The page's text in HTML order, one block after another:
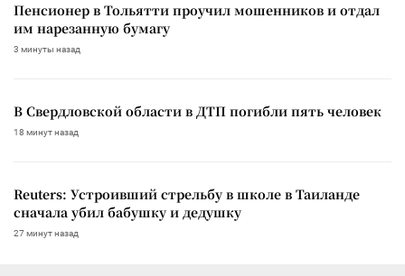
Пенсионер в Тольятти проучил мошенников и отдал
им нарезанную бумагу
3 минуты назад
В Свердловской области в ДТП погибли пять человек
18 минут назад
Reuters: Устроивший стрельбу в школе в Таиланде
сначала убил бабушку и дедушку
27 минут назад